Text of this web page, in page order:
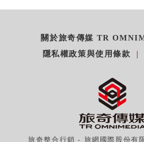
關於旅奇傳媒 TR
隱私權政策與使用條款
旅奇整合行銷 - 旅網國際股份有